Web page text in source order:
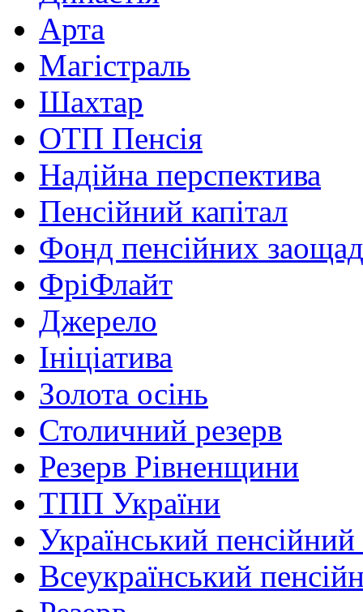
Арта
Магістраль
Шахтар
ОТП Пенсія
Надійна перспектива
Пенсійний капітал
Фонд пенсійних
ФріФлайт
Джерело
Ініціатива
Золота осінь
Столичний резерв
Резерв Рівненщини
ТПП України
Український
Всеукраїнський